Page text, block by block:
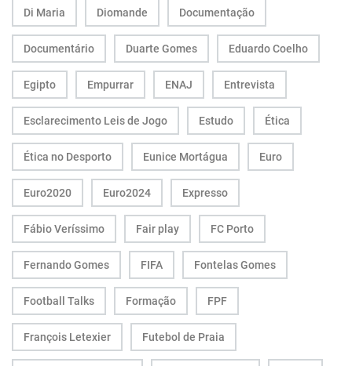
Di Maria Diomande Documentação
Documentário Duarte Gomes Eduardo Coelho
Egipto Empurrar ENAJ Entrevista
Esclarecimento Leis de Jogo Estudo Ética
Ética no Desporto Eunice Mortágua Euro
Euro2020 Euro2024 Expresso
Fábio Veríssimo Fair play FC Porto
Fernando Gomes FIFA Fontelas Gomes
Football Talks Formação FPF
François Letexier Futebol de Praia